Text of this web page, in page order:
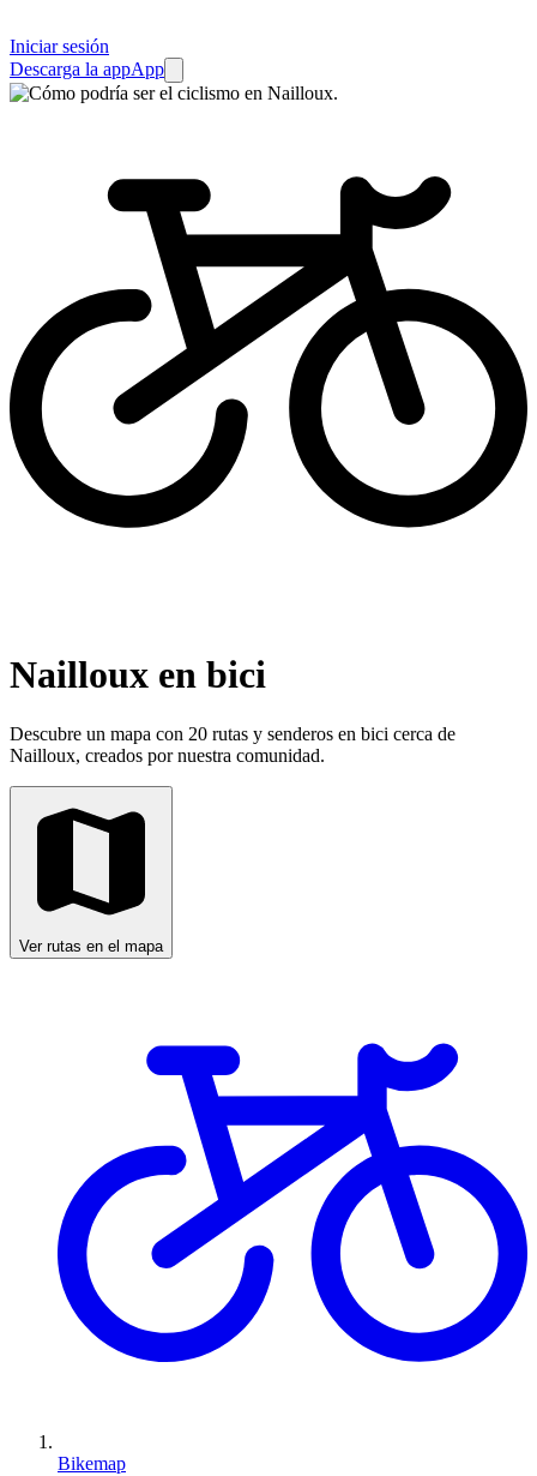
Iniciar sesión
Descarga la appApp
Nailloux en bici
Descubre un mapa con 20 rutas y senderos en bici cerca de
Nailloux, creados por nuestra comunidad.
Ver rutas en el mapa
Bikemap